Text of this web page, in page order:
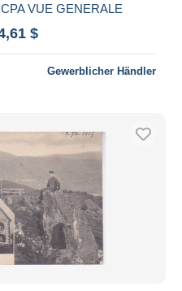
VUE GENERALE
$
Gewerblicher Händler